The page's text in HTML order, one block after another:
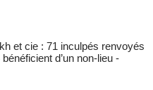
et cie : 71 inculpés renvoyés
d’un non-lieu -